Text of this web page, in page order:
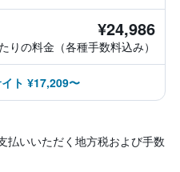
¥24,986
りの料金（各種手数料込み）
ト ¥17,209〜
払いいただく地方税および手数